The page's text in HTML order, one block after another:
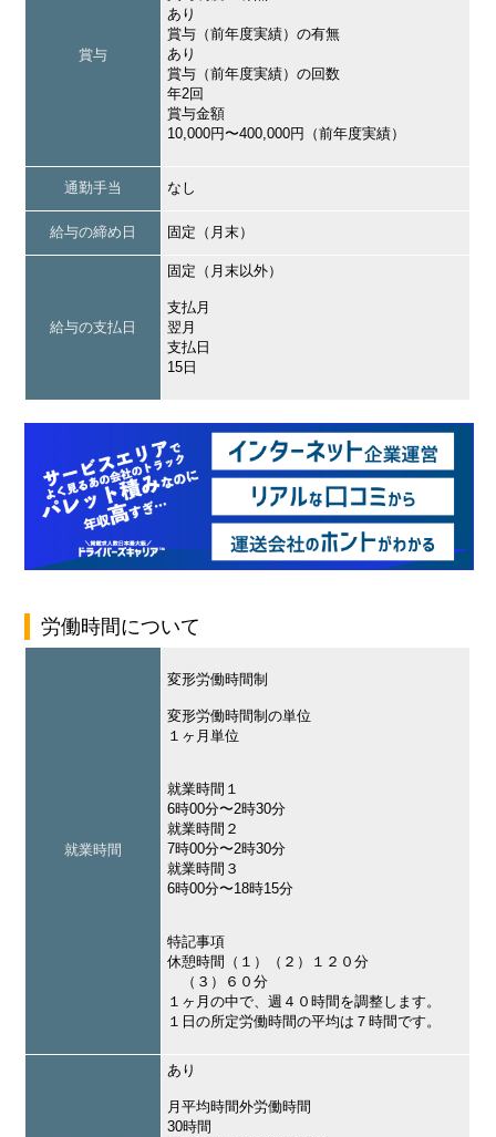
賞与
あり
賞与（前年度実績）の有無
あり
賞与（前年度実績）の回数
年2回
賞与金額
10,000円〜400,000円（前年度実績）
通勤手当 なし
給与の締め日 固定（月末）
給与の支払日
固定（月末以外）
支払月
翌月
支払日
15日
労働時間について
就業時間
変形労働時間制
変形労働時間制の単位
１ヶ月単位
就業時間１
6時00分〜2時30分
就業時間２
7時00分〜2時30分
就業時間３
6時00分〜18時15分
特記事項
休憩時間（１）（２）１２０分
（３）６０分
１ヶ月の中で、週４０時間を調整します。
１日の所定労働時間の平均は７時間です。
あり
月平均時間外労働時間
30時間